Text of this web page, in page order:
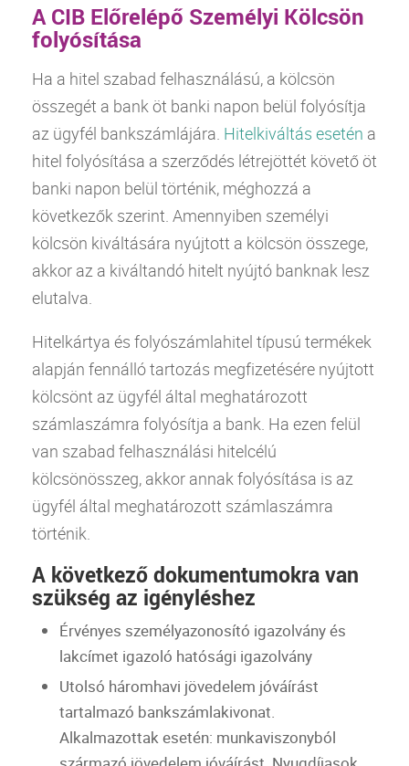
A CIB Előrelépő Személyi Kölcsön
folyósítása
Ha a hitel szabad felhasználású, a kölcsön
összegét a banköt banki napon belül folyósítja
az ügyfél bankszámlájára. Hitelkiváltás esetén a
hitel folyósítása a szerződés létrejöttét követő öt
banki napon belül történik, méghozzá a
következők szerint. Amennyiben személyi
kölcsön kiváltására nyújtott a kölcsön összege,
akkor az a kiváltandó hitelt nyújtó banknak lesz
elutalva.
Hitelkártya és folyószámlahitel típusú termékek
alapján fennálló tartozás megfizetésére nyújtott
kölcsönt az ügyfél által meghatározott
számlaszámra folyósítja a bank. Ha ezen felül
van szabad felhasználási hitelcélú
kölcsönösszeg, akkor annak folyósítása is az
ügyfél által meghatározott számlaszámra
történik.
A következő dokumentumokra van
szükség az igényléshez
Érvényes személyazonosító igazolvány és
lakcímet igazoló hatósági igazolvány
Utolsó háromhavi jövedelem jóváírást
tartalmazó bankszámlakivonat.
Alkalmazottak esetén: munkaviszonyból